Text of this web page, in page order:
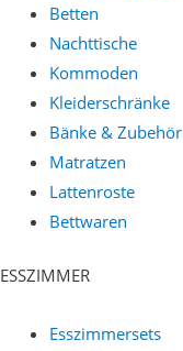
Betten
Nachttische
Kommoden
Kleiderschränke
Bänke & Zubehör
Matratzen
Lattenroste
Bettwaren
ESSZIMMER
Esszimmersets